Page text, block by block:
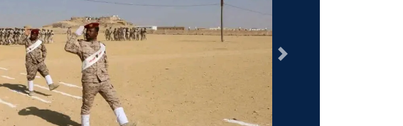
السابق